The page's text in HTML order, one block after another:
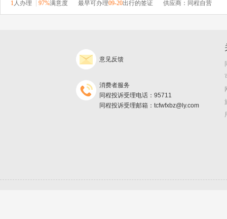
1人办理 97%满意度 最早可办理09-20出行的签证 供应商：同程自营
意见反馈
消费者服务
同程投诉受理电话：95711
同程投诉受理邮箱：tcfwfxbz@ly.com